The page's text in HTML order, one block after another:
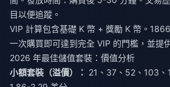
目以便追蹤。
VIP 計算包含基礎 K 幣 + 獎勵 K 幣。
一次購買即可達到完全 VIP 的門檻，並提
2026 年最佳儲值套裝：價值分析
小額套裝（溢價）： 21、37、52、103、